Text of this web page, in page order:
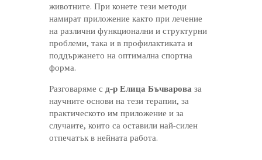
животните. При конете тези методи
намират приложение както при лечение
на различни функционални и структурни
проблеми, така и в профилактиката и
поддържането на оптимална спортна
форма.
Разговаряме с д-р Елица Бъчварова за
научните основи на тези терапии, за
практическото им приложение и за
случаите, които са оставили най-силен
отпечатък в нейната работа.